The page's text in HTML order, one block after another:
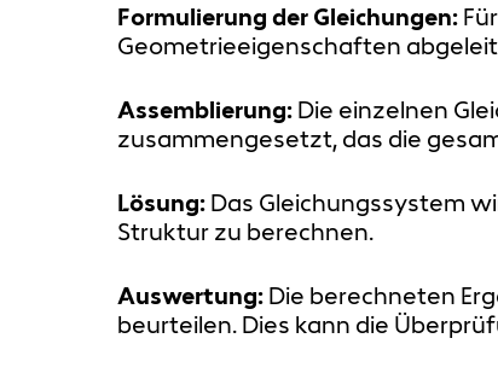
Formulierung der Gleichungen:
Geometrieeigenschaften
Assemblierung: Die einzelnen
zusammengesetzt, das die
Lösung: Das Gleichungssystem
Struktur zu berechnen.
Auswertung: Die berechneten
beurteilen. Dies kann die